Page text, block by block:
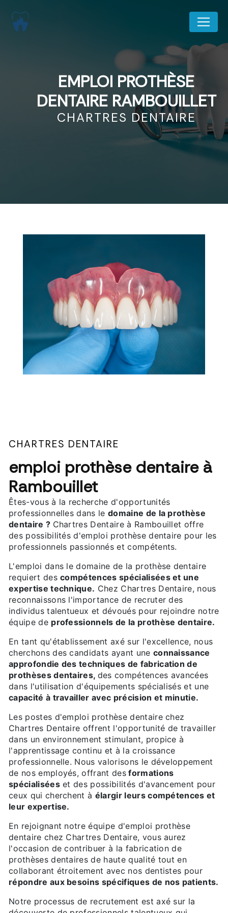
EMPLOI PROTHÈSE
DENTAIRE RAMBOUILLET
CHARTRES DENTAIRE
CHARTRES DENTAIRE
emploi prothèse dentaire à
Rambouillet
Êtes-vous à la recherche d'opportunités
professionnelles dans ledomaine de la prothèse
dentaire ? Chartres Dentaire à Rambouillet offre
des possibilités d'emploi prothèse dentaire pour les
professionnels passionnés et compétents.
L'emploi dans le domaine de la prothèse dentaire
requiert descompétences spécialisées et une
expertise technique. Chez Chartres Dentaire, nous
reconnaissons l'importance de recruter des
individus talentueux et dévoués pour rejoindre notre
équipe de professionnels de la prothèse dentaire.
En tant qu'établissement axé sur l'excellence, nous
cherchons des candidats ayant une connaissance
approfondie des techniques de fabrication de
prothèses dentaires, des compétences avancées
dans l'utilisation d'équipements spécialisés et une
capacité à travailler avec précision et minutie.
Les postes d'emploi prothèse dentaire chez
Chartres Dentaire offrent l'opportunité de travailler
dans un environnement stimulant, propice à
l'apprentissage continu et à la croissance
professionnelle. Nous valorisons le développement
de nos employés, offrant desformations
spécialiséeset des possibilités d'avancement pour
ceux qui cherchent à élargir leurs compétences et
leur expertise.
En rejoignant notre équipe d'emploi prothèse
dentaire chez Chartres Dentaire, vous aurez
l'occasion de contribuer à la fabrication de
prothèses dentaires de haute qualité tout en
collaborant étroitement avec nos dentistes pour
répondre aux besoins spécifiques de nos patients.
Notre processus de recrutement est axé sur la